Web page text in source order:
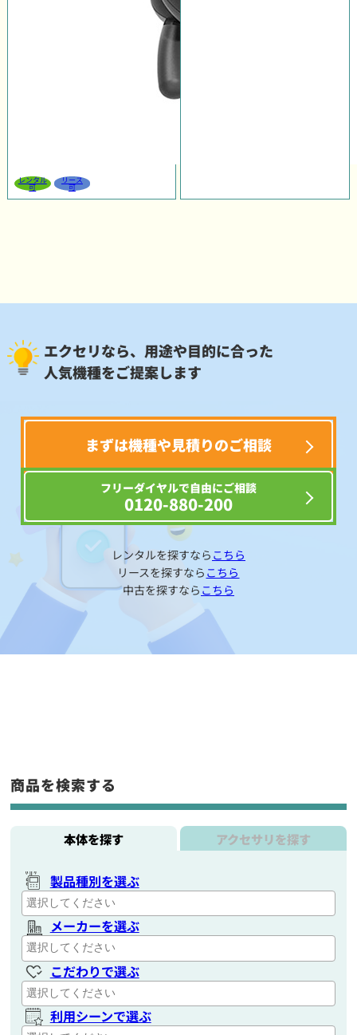
レンタル
可
リース
可
エクセリなら、用途や目的に合った
人気機種をご提案します
まずは機種や見積りのご相談
フリーダイヤルで自由にご相談
0120-880-200
レンタルを探すなら こちら
リースを探すなら こちら
中古を探すなら こちら
商品を検索する
本体を探す アクセサリを探す
製品種別を選ぶ
メーカーを選ぶ
こだわりで選ぶ
利用シーンで選ぶ